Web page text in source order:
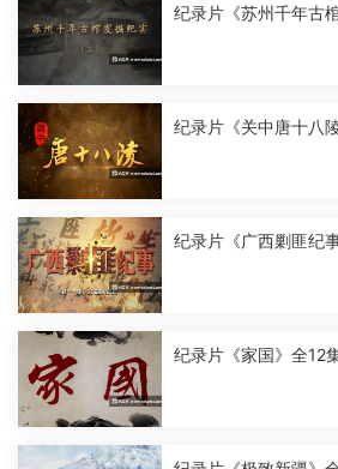
纪录片《苏州千年古
纪录片《关中唐十八
纪录片《广西剿匪纪
纪录片《家国》全12